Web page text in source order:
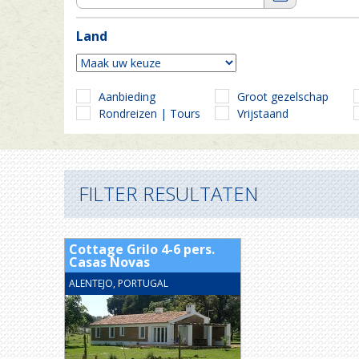
Land
Aanbieding
Groot gezelschap
Rondreizen | Tours
Vrijstaand
FILTER RESULTATEN
Cottage Grilo 4-6 pers.
Casas Novas
ALENTEJO, PORTUGAL